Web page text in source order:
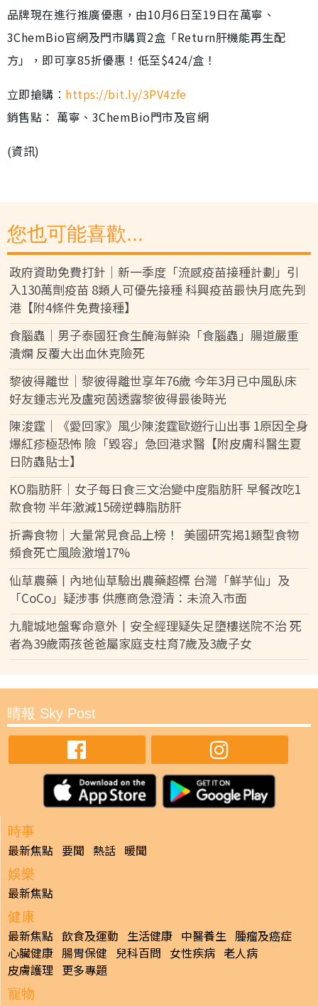
品牌現在進行推廣優惠，由10月6日至19日在萬寧、
3ChemBio官網及門市購買2盒「Return肝機能再生配
方」，即可享85折優惠！低至$424/盒！
立即搶購︰ https://bit.ly/3PV4zfe
銷售點： 萬寧、3ChemBio門市及官網
(資訊)
您也可能喜歡...
政府資助免費打針｜新一季度「流感疫苗接種計劃」引
入130萬劑疫苗 8類人可優先接種 科興疫苗最快月底先到
港【附4條件免費接種】
食腦蟲｜男子泰國狂食生醃海鮮染「食腦蟲」腸道嚴重
潰爛 反覆大出血休克險死
黎彼得離世｜黎彼得離世享年76歲 今年3月已中風臥床
好友鍾志光及盧宛茵透露黎彼得最後時光
陳浚霆｜《愛回家》風少陳浚霆歐遊行山出事 1原因全身
爆紅疹極恐怖 險「毀容」急回港求醫【附皮膚科醫生夏
日防蟲貼士】
KO脂肪肝｜女子每日食三文治變中度脂肪肝 早餐改吃1
款食物 半年激減15磅逆轉脂肪肝
折壽食物｜大量常見食品上榜！ 美國研究揭1類型食物
頻食死亡風險激增17%
仙草農藥丨內地仙草驗出農藥超標 台灣「鮮芋仙」及
「CoCo」疑涉事 供應商急澄清：未流入市面
九龍城地盤奪命意外丨安全經理疑失足墮樓送院不治 死
者為39歲兩孩爸爸屬家庭支柱育7歲及3歲子女
晴報 Sky Post
時事
最新焦點 要聞 熱話 暖聞
娛樂
最新焦點
健康
最新焦點 飲食及運動 生活健康 中醫養生 腫瘤及癌症
心臟健康 腸胃保健 兒科百問 女性疾病 老人病
皮膚護理 更多專題
寵物